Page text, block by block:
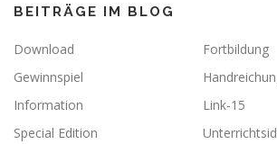
BEITRÄGE IM BLOG
Download
Fortbildung
Gewinnspiel
Information
Link-15
Special Edition